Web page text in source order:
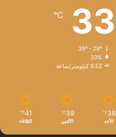
33
℃
35º - 29º
33%
9.52 كيلومتر/ساعة
38
℃
الأحد
39
℃
الأثنين
41
℃
الثلاثاء